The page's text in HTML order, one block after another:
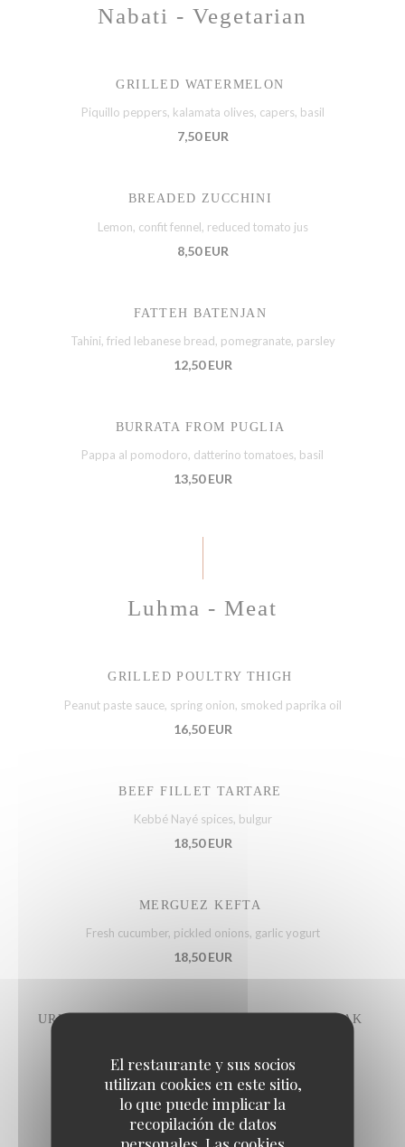
El restaurante y sus socios
utilizan cookies en este sitio,
lo que puede implicar la
recopilación de datos
personales. Las cookies
Nabati - Vegetarian
GRILLED WATERMELON
Piquillo peppers, kalamata olives, capers, basil
7,50 EUR
BREADED ZUCCHINI
Lemon, confit fennel, reduced tomato jus
8,50 EUR
FATTEH BATENJAN
Tahini, fried lebanese bread, pomegranate, parsley
12,50 EUR
BURRATA FROM PUGLIA
Pappa al pomodoro, datterino tomatoes, basil
13,50 EUR
Luhma - Meat
GRILLED POULTRY THIGH
Peanut paste sauce, spring onion, smoked paprika oil
16,50 EUR
BEEF FILLET TARTARE
Kebbé Nayé spices, bulgur
18,50 EUR
MERGUEZ KEFTA
Fresh cucumber, pickled onions, garlic yogurt
18,50 EUR
URUGUAY BLACK ANGUS BEEF FLANK STEAK
22,50 EUR